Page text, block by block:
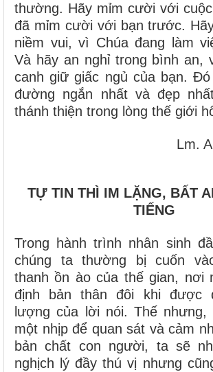
thường. Hãy mỉm cười với
đã mỉm cười với bạn trước.
niềm vui, vì Chúa đang làm
Và hãy an nghỉ trong bình an,
canh giữ giấc ngủ của bạn.
đường ngắn nhất và đẹp
thánh thiện trong lòng thế giới
Lm.
TỰ TIN THÌ IM LẶNG, BẤT
TIẾNG
Trong hành trình nhân sinh
chúng ta thường bị cuốn
thanh ồn ào của thế gian, nơi
định bản thân đôi khi được
lượng của lời nói. Thế nhưng,
một nhịp để quan sát và cảm
bản chất con người, ta sẽ
nghịch lý đầy thú vị nhưng